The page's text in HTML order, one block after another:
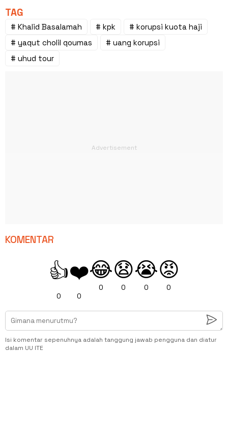
TAG
# Khalid Basalamah # kpk
# korupsi kuota haji
# yaqut cholil qoumas
# uang korupsi
# uhud tour
KOMENTAR
👍
0
❤️
0
😂
0
😧
0
😭
0
😡
0
Isi komentar sepenuhnya adalah tanggung jawab pengguna dan diatur
dalam UU ITE